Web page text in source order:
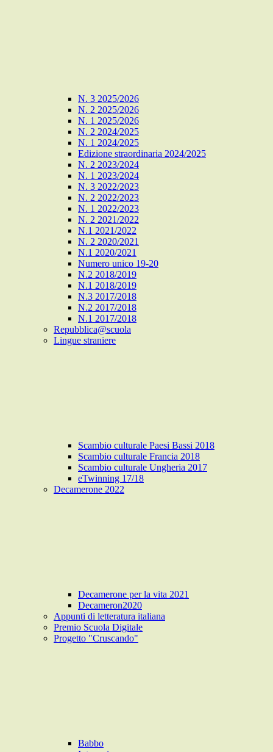
N. 3 2025/2026
N. 2 2025/2026
N. 1 2025/2026
N. 2 2024/2025
N. 1 2024/2025
Edizione straordinaria 2024/2025
N. 2 2023/2024
N. 1 2023/2024
N. 3 2022/2023
N. 2 2022/2023
N. 1 2022/2023
N. 2 2021/2022
N.1 2021/2022
N. 2 2020/2021
N.1 2020/2021
Numero unico 19-20
N.2 2018/2019
N.1 2018/2019
N.3 2017/2018
N.2 2017/2018
N.1 2017/2018
Repubblica@scuola
Lingue straniere
Scambio culturale Paesi Bassi 2018
Scambio culturale Francia 2018
Scambio culturale Ungheria 2017
eTwinning 17/18
Decamerone 2022
Decamerone per la vita 2021
Decameron2020
Appunti di letteratura italiana
Premio Scuola Digitale
Progetto "Cruscando"
Babbo